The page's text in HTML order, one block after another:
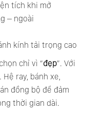
tích khi mở
– ngoài
kính tải trọng cao
chỉ vì “đẹp”. Với
ray, bánh xe,
đồng bộ để đảm
thời gian dài.